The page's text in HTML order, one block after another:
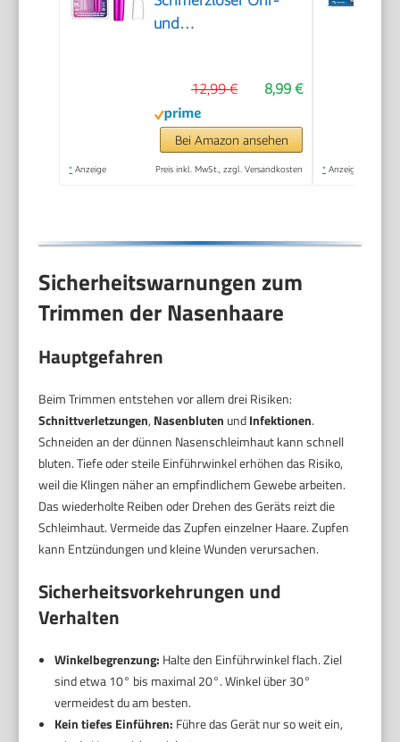
und
Augenbrauen Gesicht
Ohr Haarschneider
Nasenhaarschneider
Professionell
8,99 €
12,99 €
Bei Amazon ansehen
* Anzeige Preis inkl. MwSt., zzgl. Versandkosten * Anzeige
Sicherheitswarnungen zum
Trimmen der Nasenhaare
Hauptgefahren
Beim Trimmen entstehen vor allem drei Risiken:
Schnittverletzungen, Nasenbluten undInfektionen.
Schneiden an der dünnen Nasenschleimhaut kann schnell
bluten. Tiefe oder steile Einführwinkel erhöhen das Risiko,
weil die Klingen näher an empfindlichem Gewebe arbeiten.
Das wiederholte Reiben oder Drehen des Geräts reizt die
Schleimhaut. Vermeide das Zupfen einzelner Haare. Zupfen
kann Entzündungen und kleine Wunden verursachen.
Sicherheitsvorkehrungen und
Verhalten
Winkelbegrenzung: Halte den Einführwinkel flach. Ziel
sind etwa 10° bis maximal 20°. Winkel über 30°
vermeidest du am besten.
Kein tiefes Einführen: Führe das Gerät nur so weit ein,